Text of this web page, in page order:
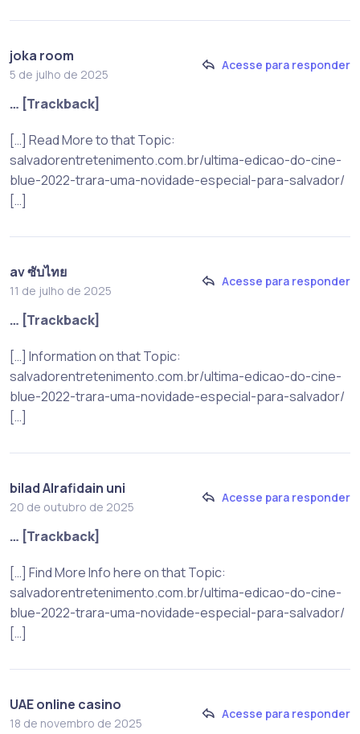
joka room
5 de julho de 2025
Acesse para responder
… [Trackback]
[…] Read More to that Topic:
salvadorentretenimento.com.br/ultima-edicao-do-cine-
blue-2022-trara-uma-novidade-especial-para-salvador/
[…]
av ซับไทย
11 de julho de 2025
Acesse para responder
… [Trackback]
[…] Information on that Topic:
salvadorentretenimento.com.br/ultima-edicao-do-cine-
blue-2022-trara-uma-novidade-especial-para-salvador/
[…]
bilad Alrafidain uni
20 de outubro de 2025
Acesse para responder
… [Trackback]
[…] Find More Info here on that Topic:
salvadorentretenimento.com.br/ultima-edicao-do-cine-
blue-2022-trara-uma-novidade-especial-para-salvador/
[…]
UAE online casino
18 de novembro de 2025
Acesse para responder